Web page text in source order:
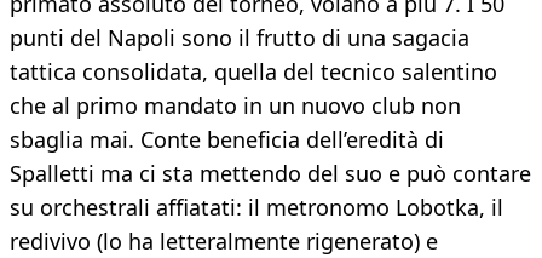
punti del Napoli sono il frutto di una sagacia
tattica consolidata, quella del tecnico salentino
che al primo mandato in un nuovo club non
sbaglia mai. Conte beneficia dell’eredità di
Spalletti ma ci sta mettendo del suo e può contare
su orchestrali affiatati: il metronomo Lobotka, il
redivivo (lo ha letteralmente rigenerato) e